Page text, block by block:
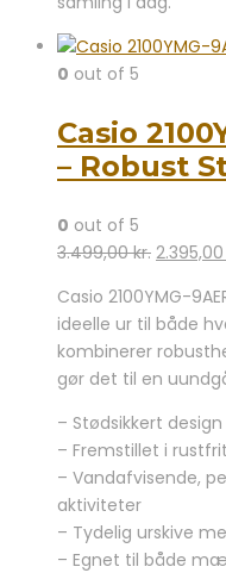
0 out of 5
Casio
– Robust
0 out of 5
3.499,00kr. Den
pris
var:
2.395,00
Casio 2100YMG-
ideelle ur til både
kombinerer
gør det til en
– Stødsikkert
– Fremstillet i
– Vandafvisende,
aktiviteter
– Tydelig urskive
– Egnet til både